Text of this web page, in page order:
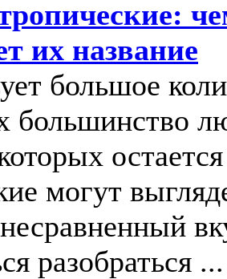
их название
большое
большинство
могут
разобраться ...